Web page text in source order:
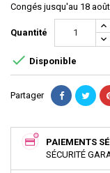
Congés jusqu'au 18 août
Quantité
 Disponible
Partager
PAIEMENTS
SÉCURITÉ